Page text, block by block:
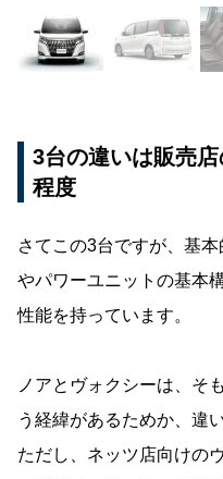
3台の違いは販売
程度
さてこの3台ですが、基
やパワーユニットの基本
性能を持っています。
ノアとヴォクシーは、そ
う経緯があるためか、違
ただし、ネッツ店向けの